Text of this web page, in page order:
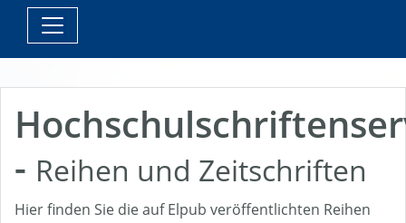
- Reihen und Zeitschriften
Hier finden Sie die auf Elpub veröffentlichten Reihen